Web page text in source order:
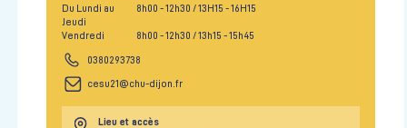
Du Lundi au
Jeudi
8h00 - 12h30 / 13H15 - 16H15
Vendredi 8h00 - 12h30 / 13h15 - 15h45
0380293738
cesu21@chu-dijon.fr
Lieu et accès